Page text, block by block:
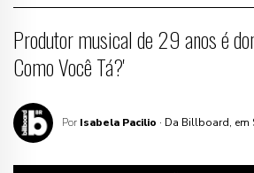
Produtor musical de 29 anos é
Como Você Tá?'
Por Isabela Pacilio · Da Billboard, em